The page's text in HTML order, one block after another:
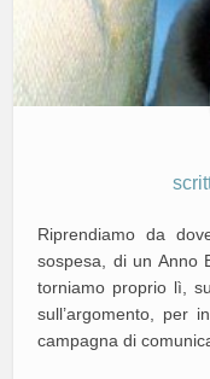
Riprendiamo da
sospesa, di un Anno
torniamo proprio lì,
sull’argomento, per
campagna di